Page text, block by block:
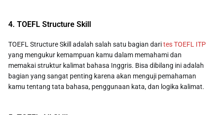
4. TOEFL Structure Skill
TOEFL Structure Skill adalah salah satu bagian darites TOEFL ITP
yang mengukur kemampuan kamu dalam memahami dan
memakai struktur kalimat bahasa Inggris. Bisa dibilang ini adalah
bagian yang sangat penting karena akan menguji pemahaman
kamu tentang tata bahasa, penggunaan kata, dan logika kalimat.